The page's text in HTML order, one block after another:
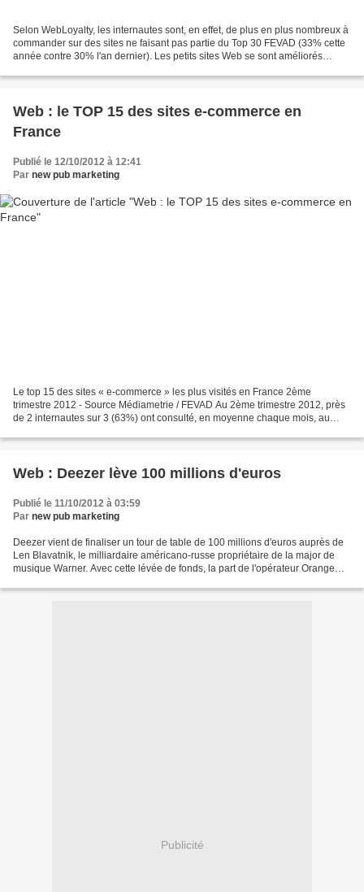
Selon WebLoyalty, les internautes sont, en effet, de plus en plus nombreux à
commander sur des sites ne faisant pas partie du Top 30 FEVAD (33% cette
année contre 30% l'an dernier). Les petits sites Web se sont améliorés
Web : le TOP 15 des sites e-commerce en
France
Publié le 12/10/2012 à 12:41
Par new pub marketing
Le top 15 des sites « e-commerce » les plus visités en France 2ème
trimestre 2012 - Source Médiametrie / FEVAD Au 2ème trimestre 2012, près
de 2 internautes sur 3 (63%) ont consulté, en moyenne chaque mois, au
Web : Deezer lève 100 millions d'euros
Publié le 11/10/2012 à 03:59
Par new pub marketing
Deezer vient de finaliser un tour de table de 100 millions d'euros auprès de
Len Blavatnik, le milliardaire américano-russe propriétaire de la major de
musique Warner. Avec cette lévée de fonds, la part de l'opérateur Orange
Publicité